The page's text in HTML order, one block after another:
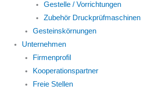
Gestelle / Vorrichtungen
Zubehör Druckprüfmaschinen
Gesteinskörnungen
Unternehmen
Firmenprofil
Kooperationspartner
Freie Stellen